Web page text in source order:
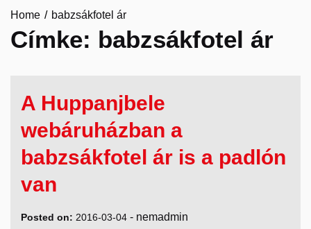
Home babzsákfotel ár
Címke: babzsákfotel ár
A Huppanjbele
webáruházban a
babzsákfotel ár is a padlón
van
Posted on: 2016-03-04 - nemadmin